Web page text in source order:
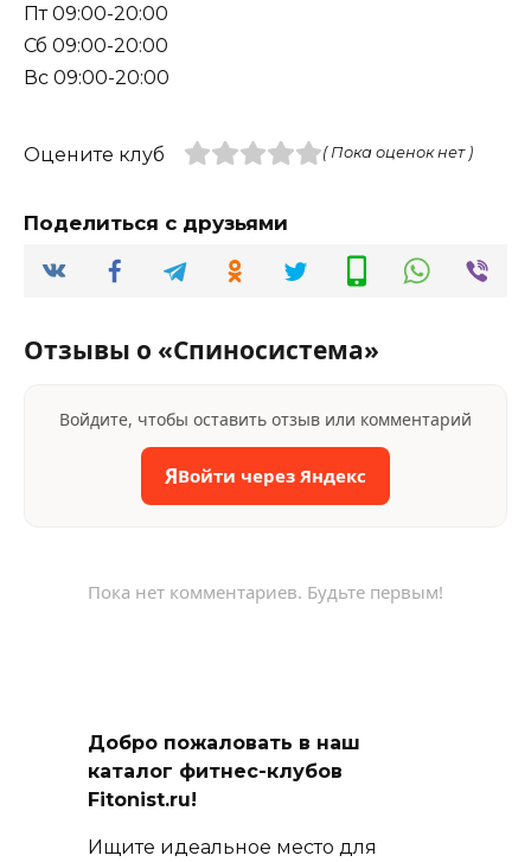
Пт 09:00-20:00
Сб 09:00-20:00
Вс 09:00-20:00
Оцените клуб ( Пока оценок нет )
Поделиться с друзьями
Отзывы о «Спиносистема»
Войдите, чтобы оставить отзыв или комментарий
ЯВойти через Яндекс
Пока нет комментариев. Будьте первым!
Добро пожаловать в наш
каталог фитнес-клубов
Fitonist.ru!
Ищите идеальное место для